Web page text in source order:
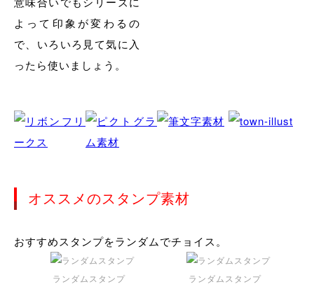
よって印象が変わるの
で、いろいろ見て気に入
ったら使いましょう。
オススメのスタンプ素材
おすすめスタンプをランダムでチョイス。
ランダムスタンプ ランダムスタンプ